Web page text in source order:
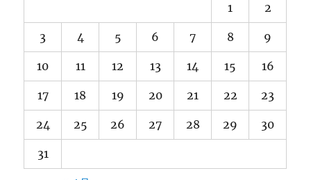
1 2
3 4 5 6 7 8 9
10 11 12 13 14 15 16
17 18 19 20 21 22 23
24 25 26 27 28 29 30
31